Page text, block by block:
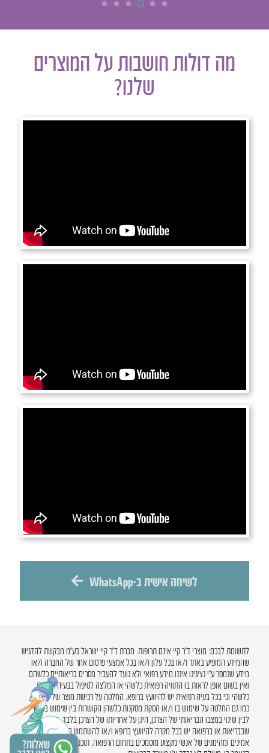
מה דולות חושבות על המוצרים
שלנו?
לשיחה אישית ב-WhatsApp
לתשומת לבכם: מוצרי ד”ר קיי אינם תרופות. חברת ד”ר קיי ישראל בע”מ מבקשת להדגיש
שהמידע המופיע באתר ו/או בכל עלון ו/או בכל אמצעי פרסום אחר של החברה ו/או
מידע שנמסר ע”י נציגינו איננו מידע רפואי ולא נועד להעביר מסרים בריאותיים כלשהם
ואין בשום אופן לראות בו התוויה רפואית כלשהי או המלצה לטיפול בבעיה רפואית
כלשהי וכי בכל בעיה רפואית יש להיוועץ ברופא. החלטה על רכישת מוצר של החברה,
כמו גם החלטה על שימוש בו ו/או הסקת מסקנות כלשהן הקושרות בין שימוש במוצר
לבין שינוי במצבו הבריאותי של הצרכן, הינן על אחריותו של הצרכן בלבד. בכל שאלה
שבבריאות או ברפואה יש בכל מקרה להיוועץ ברופא ו/או להשתמש במקורות מידע
אמינים ומהימנים של אנשי מקצוע מוסמכים בתחום הרפואה. תוכנו של האתר, על כל